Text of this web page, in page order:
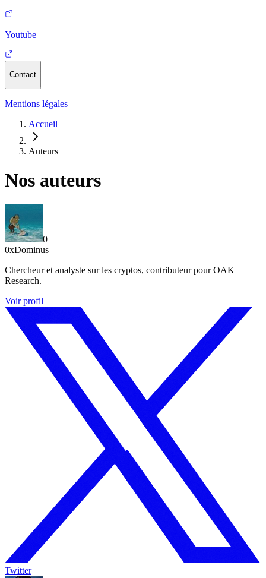
Youtube
Contact
Mentions légales
Accueil
Auteurs
Nos auteurs
0
0xDominus
Chercheur et analyste sur les cryptos, contributeur pour OAK
Research.
Voir profil
Twitter